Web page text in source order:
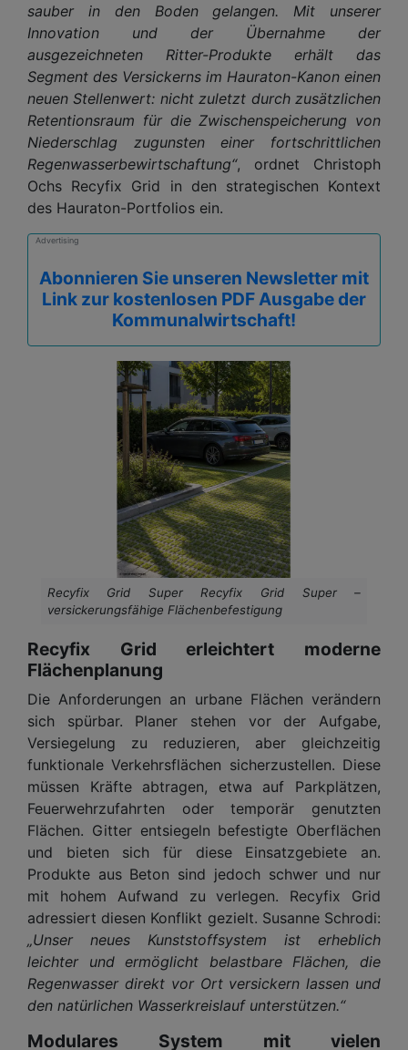
sauber in den Boden gelangen. Mit unserer
Innovation und der Übernahme der
ausgezeichneten Ritter-Produkte erhält das
Segment des Versickerns im Hauraton-Kanon einen
neuen Stellenwert: nicht zuletzt durch zusätzlichen
Retentionsraum für die Zwischenspeicherung von
Niederschlag zugunsten einer fortschrittlichen
Regenwasserbewirtschaftung“, ordnet Christoph
Ochs Recyfix Grid in den strategischen Kontext
des Hauraton-Portfolios ein.
Advertising
Abonnieren Sie unseren Newsletter mit
Link zur kostenlosen PDF Ausgabe der
Kommunalwirtschaft!
Recyfix Grid Super Recyfix Grid Super –
versickerungsfähige Flächenbefestigung
Recyfix Grid erleichtert moderne
Flächenplanung
Die Anforderungen an urbane Flächen verändern
sich spürbar. Planer stehen vor der Aufgabe,
Versiegelung zu reduzieren, aber gleichzeitig
funktionale Verkehrsflächen sicherzustellen. Diese
müssen Kräfte abtragen, etwa auf Parkplätzen,
Feuerwehrzufahrten oder temporär genutzten
Flächen. Gitter entsiegeln befestigte Oberflächen
und bieten sich für diese Einsatzgebiete an.
Produkte aus Beton sind jedoch schwer und nur
mit hohem Aufwand zu verlegen. Recyfix Grid
adressiert diesen Konflikt gezielt. Susanne Schrodi:
„Unser neues Kunststoffsystem ist erheblich
leichter und ermöglicht belastbare Flächen, die
Regenwasser direkt vor Ort versickern lassen und
den natürlichen Wasserkreislauf unterstützen.“
Modulares System mit vielen